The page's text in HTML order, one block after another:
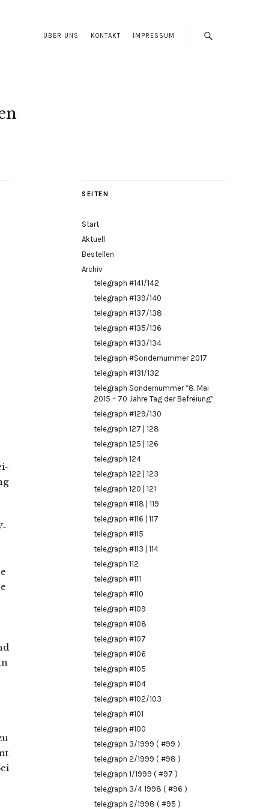
ÜBER UNS KONTAKT IMPRESSUM
SEITEN
Start
Aktuell
Bestellen
Archiv
telegraph #141/142
telegraph #139/140
telegraph #137/138
telegraph #135/136
telegraph #133/134
telegraph #Sondernummer 2017
telegraph #131/132
telegraph Sondernummer “8. Mai
2015 – 70 Jahre Tag der Befreiung”
telegraph #129/130
telegraph 127 | 128
telegraph 125 | 126
telegraph 124
telegraph 122 | 123
telegraph 120 | 121
telegraph #118 | 119
telegraph #116 | 117
telegraph #115
telegraph #113 | 114
telegraph 112
telegraph #111
telegraph #110
telegraph #109
telegraph #108
telegraph #107
telegraph #106
telegraph #105
telegraph #104
telegraph #102/103
telegraph #101
telegraph #100
telegraph 3/1999 ( #99 )
telegraph 2/1999 ( #98 )
telegraph 1/1999 ( #97 )
telegraph 3/4 1998 ( #96 )
telegraph 2/1998 ( #95 )